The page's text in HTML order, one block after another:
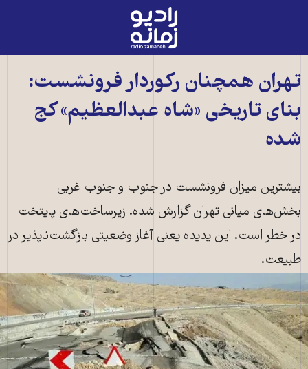
رادیو
زمانه
صفحه
اصلی
تهران همچنان رکوردار فرونشست:
بنای تاریخی «شاه عبدالعظیم» کج
شده
بیشترین میزان فرونشست در جنوب و جنوب غربی
بخش‌های میانی تهران گزارش شده. زیرساخت‌های پایتخت
در خطر است. این پدیده یعنی آغاز وضعیتی بازگشت‌ناپذیر در
طبیعت.